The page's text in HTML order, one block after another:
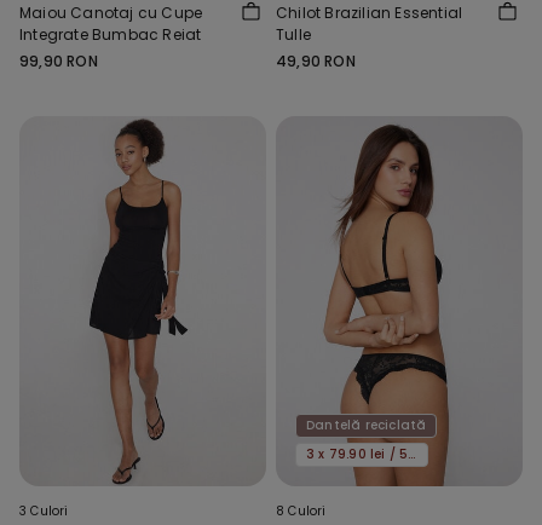
Maiou Canotaj cu Cupe
Integrate Bumbac Reiat
99,90 RON
Chilot Brazilian Essential
Tulle
49,90 RON
3 Culori
Dantelă reciclată
3 x 79.90 lei / 5 x 119.90 lei
8 Culori